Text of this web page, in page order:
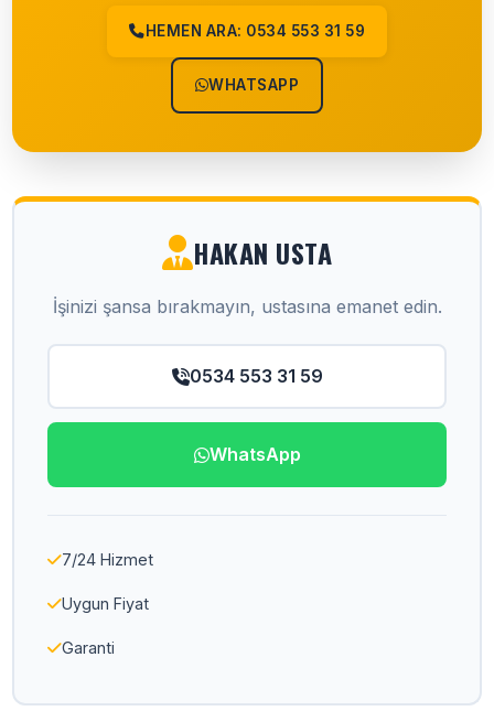
HEMEN ARA: 0534 553 31 59
WHATSAPP
HAKAN USTA
İşinizi şansa bırakmayın, ustasına emanet edin.
0534 553 31 59
WhatsApp
7/24 Hizmet
Uygun Fiyat
Garanti